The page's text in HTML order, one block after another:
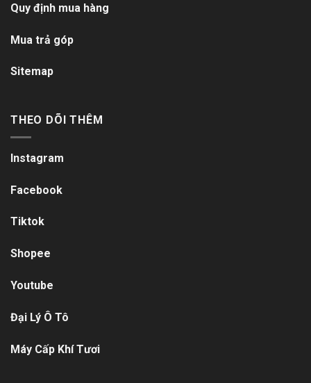
Quy định mua hàng
Mua trả góp
Sitemap
THEO DÕI THÊM
Instagram
Facebook
Tiktok
Shopee
Youtube
Đại Lý Ô Tô
Máy Cấp Khí Tươi